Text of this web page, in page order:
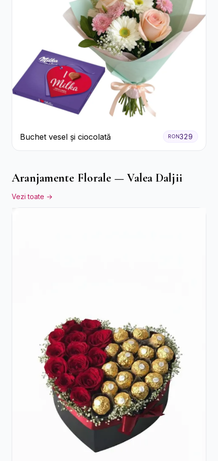
Buchet vesel și ciocolată RON329
Aranjamente Florale — Valea Daljii
Vezi toate →